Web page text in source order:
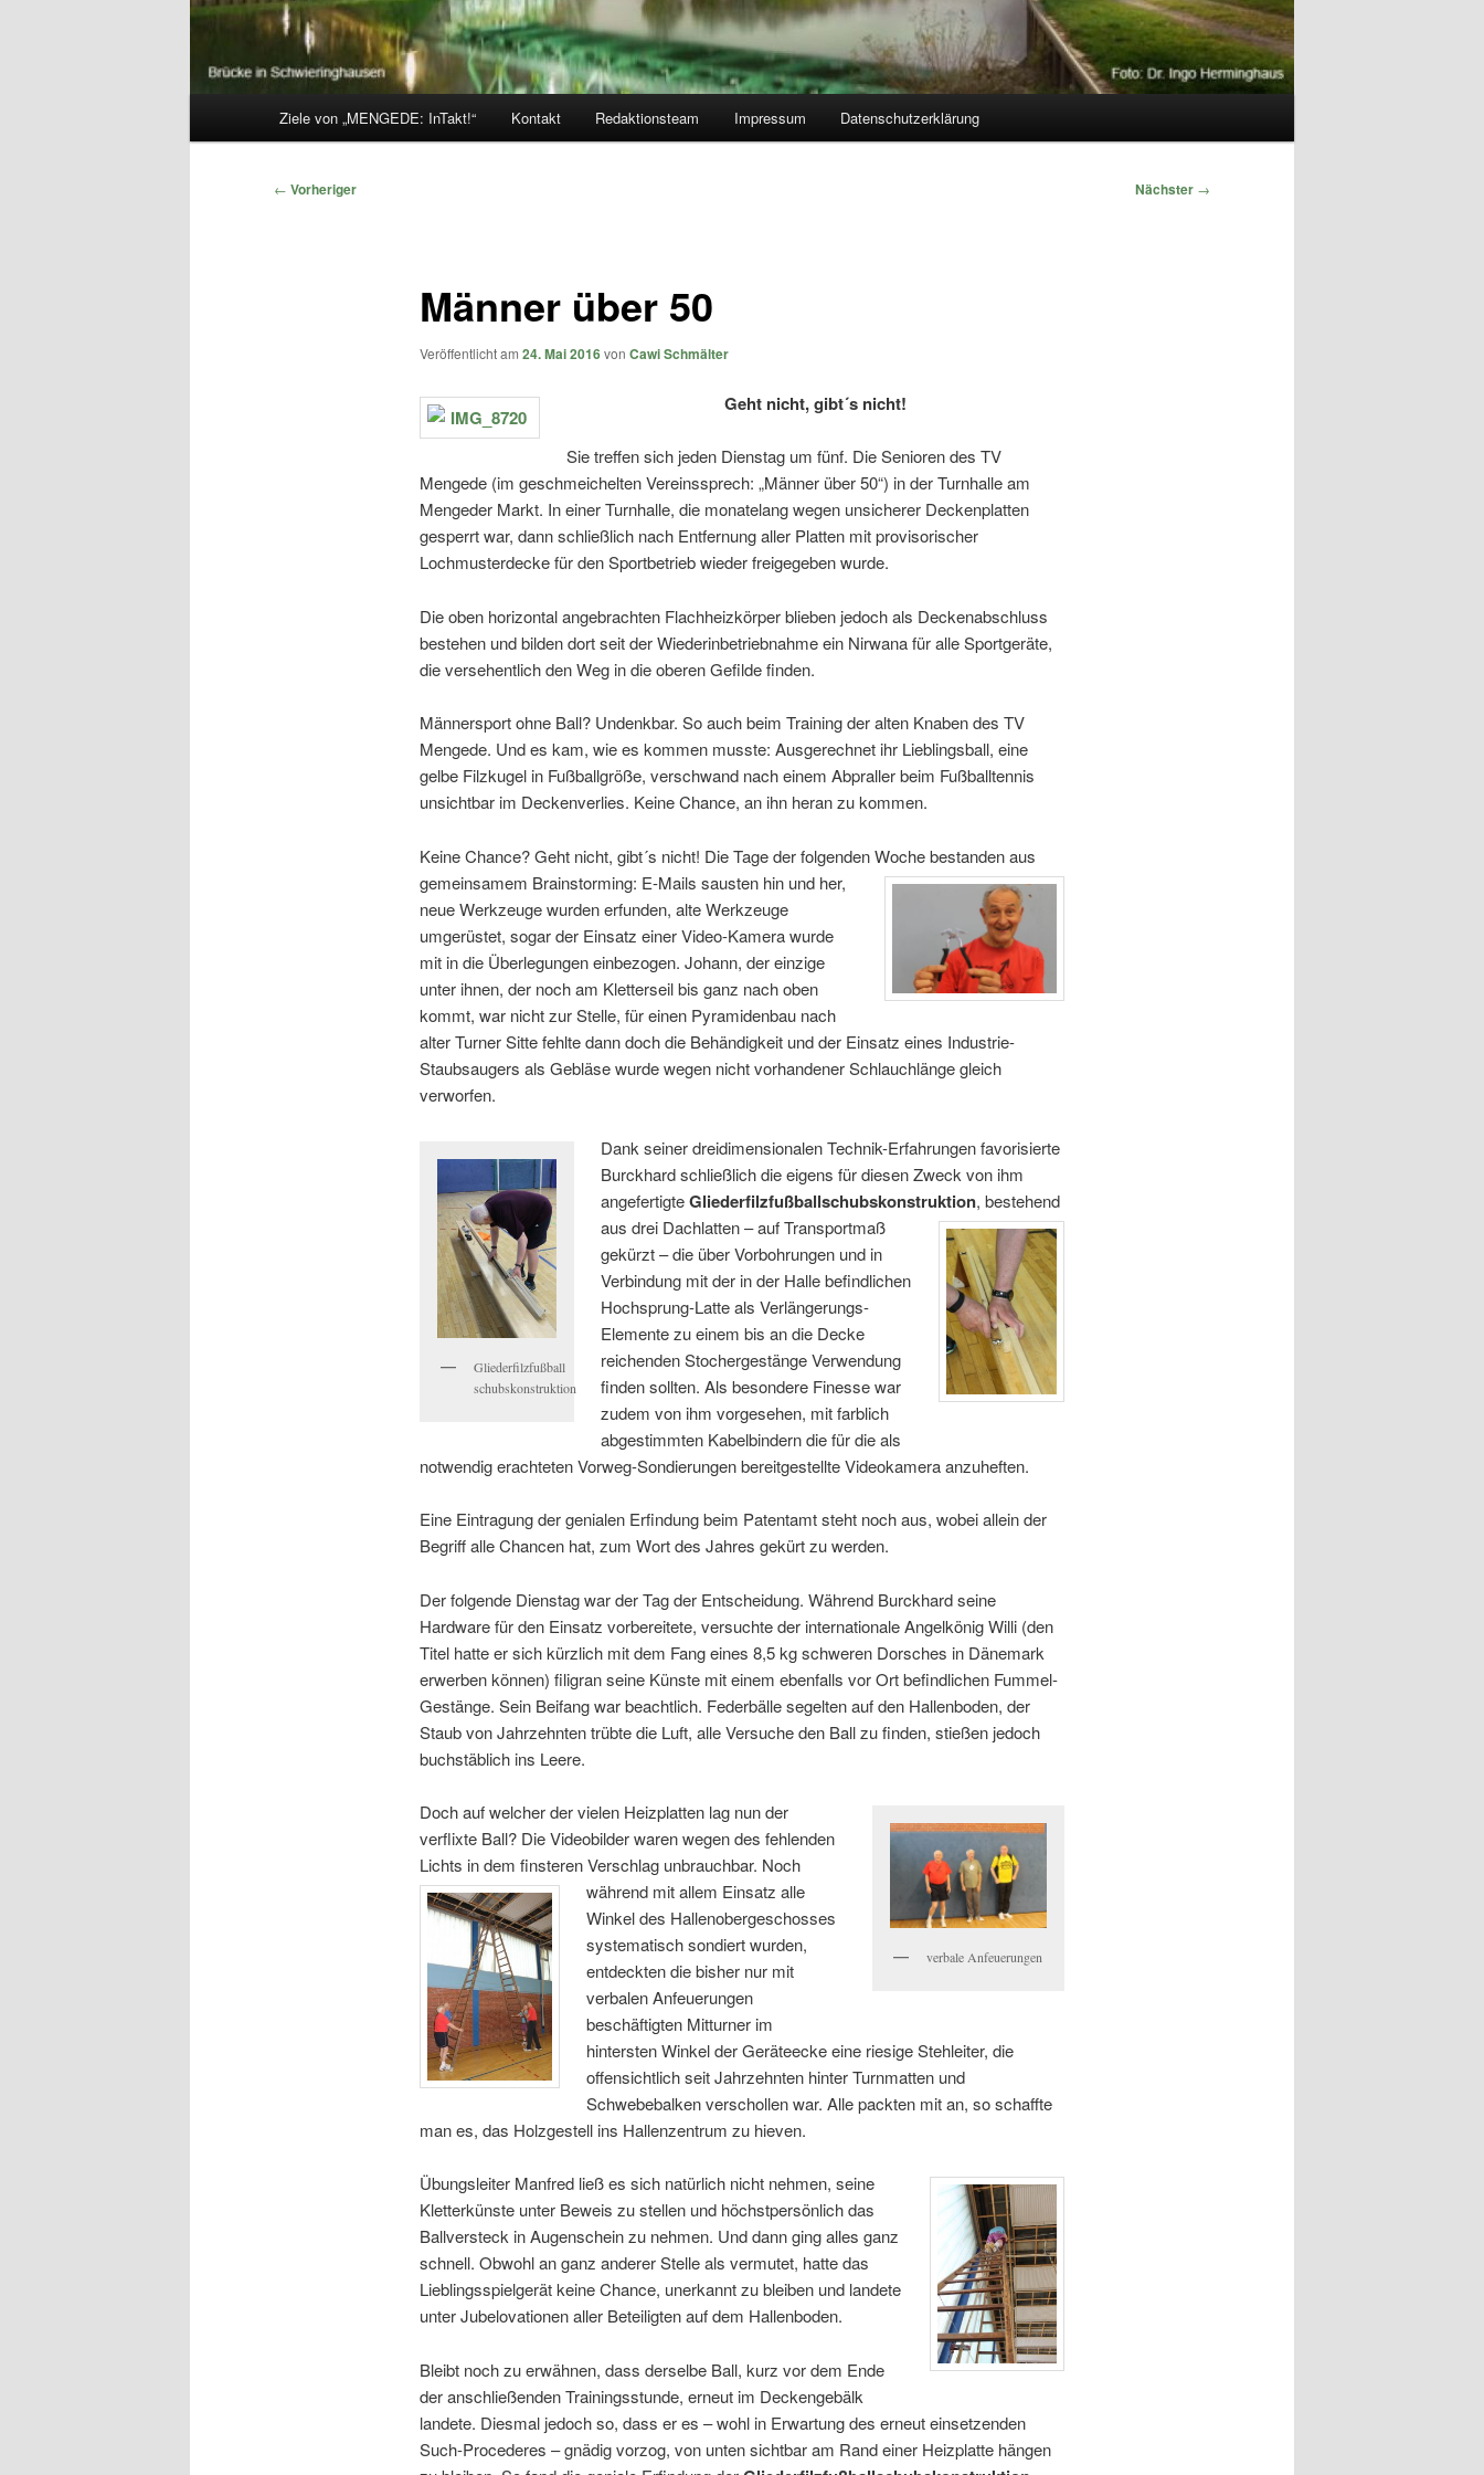
Ziele von „MENGEDE: InTakt!“ Kontakt Redaktionsteam Impressum Datenschutzerklärung
Beitragsnavigation
← Vorheriger Nächster →
Männer über 50
Veröffentlicht am 24. Mai 2016von Cawi Schmälter
Geht nicht, gibt´s nicht!
Sie treffen sich jeden Dienstag um fünf. Die Senioren des TV
Mengede (im geschmeichelten Vereinssprech: „Männer über 50“) in der Turnhalle am
Mengeder Markt. In einer Turnhalle, die monatelang wegen unsicherer Deckenplatten
gesperrt war, dann schließlich nach Entfernung aller Platten mit provisorischer
Lochmusterdecke für den Sportbetrieb wieder freigegeben wurde.
Die oben horizontal angebrachten Flachheizkörper blieben jedoch als Deckenabschluss
bestehen und bilden dort seit der Wiederinbetriebnahme ein Nirwana für alle Sportgeräte,
die versehentlich den Weg in die oberen Gefilde finden.
Männersport ohne Ball? Undenkbar. So auch beim Training der alten Knaben des TV
Mengede. Und es kam, wie es kommen musste: Ausgerechnet ihr Lieblingsball, eine
gelbe Filzkugel in Fußballgröße, verschwand nach einem Abpraller beim Fußballtennis
unsichtbar im Deckenverlies. Keine Chance, an ihn heran zu kommen.
Keine Chance? Geht nicht, gibt´s nicht! Die Tage der folgenden Woche bestanden aus
gemeinsamem Brainstorming: E-Mails sausten hin und her,
neue Werkzeuge wurden erfunden, alte Werkzeuge
umgerüstet, sogar der Einsatz einer Video-Kamera wurde
mit in die Überlegungen einbezogen. Johann, der einzige
unter ihnen, der noch am Kletterseil bis ganz nach oben
kommt, war nicht zur Stelle, für einen Pyramidenbau nach
alter Turner Sitte fehlte dann doch die Behändigkeit und der Einsatz eines Industrie-
Staubsaugers als Gebläse wurde wegen nicht vorhandener Schlauchlänge gleich
verworfen.
Gliederfilzfußball
schubskonstruktion
Dank seiner dreidimensionalen Technik-Erfahrungen favorisierte
Burckhard schließlich die eigens für diesen Zweck von ihm
angefertigteGliederfilzfußballschubskonstruktion,bestehend
aus drei Dachlatten – auf Transportmaß
gekürzt – die über Vorbohrungen und in
Verbindung mit der in der Halle befindlichen
Hochsprung-Latte als Verlängerungs-
Elemente zu einem bis an die Decke
reichenden Stochergestänge Verwendung
finden sollten. Als besondere Finesse war
zudem von ihm vorgesehen, mit farblich
abgestimmten Kabelbindern die für die als
notwendig erachteten Vorweg-Sondierungen bereitgestellte Videokamera anzuheften.
Eine Eintragung der genialen Erfindung beim Patentamt steht noch aus, wobei allein der
Begriff alle Chancen hat, zum Wort des Jahres gekürt zu werden.
Der folgende Dienstag war der Tag der Entscheidung. Während Burckhard seine
Hardware für den Einsatz vorbereitete, versuchte der internationale Angelkönig Willi (den
Titel hatte er sich kürzlich mit dem Fang eines 8,5 kg schweren Dorsches in Dänemark
erwerben können) filigran seine Künste mit einem ebenfalls vor Ort befindlichen Fummel-
Gestänge. Sein Beifang war beachtlich. Federbälle segelten auf den Hallenboden, der
Staub von Jahrzehnten trübte die Luft, alle Versuche den Ball zu finden, stießen jedoch
buchstäblich ins Leere.
verbale Anfeuerungen
Doch auf welcher der vielen Heizplatten lag nun der
verflixte Ball? Die Videobilder waren wegen des fehlenden
Lichts in dem finsteren Verschlag unbrauchbar. Noch
während mit allem Einsatz alle
Winkel des Hallenobergeschosses
systematisch sondiert wurden,
entdeckten die bisher nur mit
verbalen Anfeuerungen
beschäftigten Mitturner im
hintersten Winkel der Geräteecke eine riesige Stehleiter, die
offensichtlich seit Jahrzehnten hinter Turnmatten und
Schwebebalken verschollen war. Alle packten mit an, so schaffte
man es, das Holzgestell ins Hallenzentrum zu hieven.
Übungsleiter Manfred ließ es sich natürlich nicht nehmen, seine
Kletterkünste unter Beweis zu stellen und höchstpersönlich das
Ballversteck in Augenschein zu nehmen. Und dann ging alles ganz
schnell. Obwohl an ganz anderer Stelle als vermutet, hatte das
Lieblingsspielgerät keine Chance, unerkannt zu bleiben und landete
unter Jubelovationen aller Beteiligten auf dem Hallenboden.
Bleibt noch zu erwähnen, dass derselbe Ball, kurz vor dem Ende
der anschließenden Trainingsstunde, erneut im Deckengebälk
landete. Diesmal jedoch so, dass er es – wohl in Erwartung des erneut einsetzenden
Such-Procederes – gnädig vorzog, von unten sichtbar am Rand einer Heizplatte hängen